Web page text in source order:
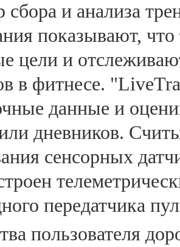
сбора и анализа
показывают, что
цели и
в фитнесе.
данные и
дневников.
сенсорных
передатчика
пользователя